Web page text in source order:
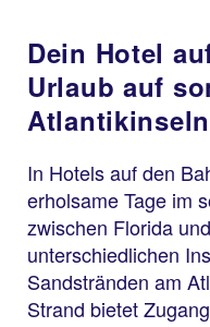
Dein Hotel
Urlaub auf
Atlantikinseln
In Hotels auf den
erholsame Tage im
zwischen Florida
unterschiedlichen
Sandstränden am
Strand bietet